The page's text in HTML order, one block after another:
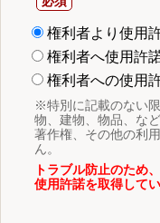
権利者より使用
権利者へ使用許
権利者への使用
※特別に記載のない
物、建物、物品、な
著作権、その他の利
ん。
トラブル防止のため
使用許諾を取得して